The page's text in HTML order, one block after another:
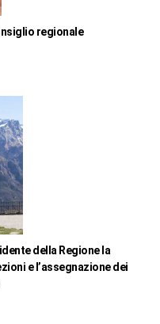
regionale
della Regione la
e l’assegnazione dei